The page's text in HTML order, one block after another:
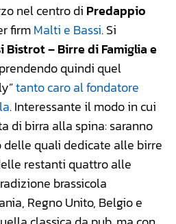
nel centro di Predappio
firmMalti e Bassi. Si
Bistrot – Birre di Famiglia e
quindi quel
tanto caro al fondatore
. Interessante il modo in cui
di birra alla spina: saranno
quali dedicate alle birre
restanti quattro alle
brassicola
Regno Unito, Belgio e